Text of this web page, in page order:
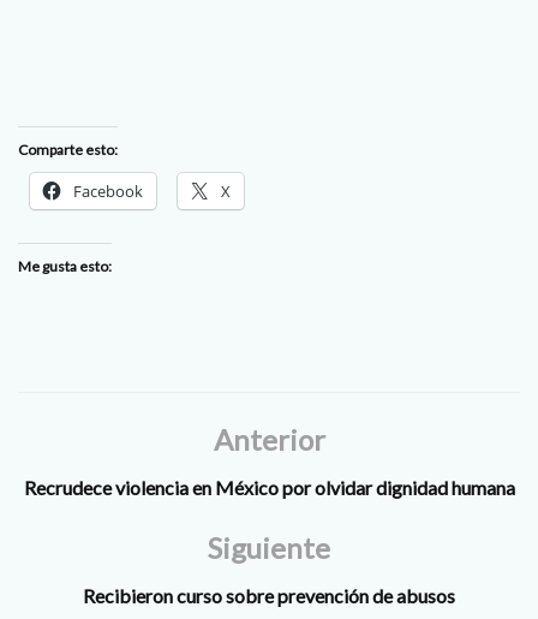
Comparte esto:
Facebook X
Me gusta esto:
Anterior
Recrudece violencia en México por olvidar dignidad humana
Siguiente
Recibieron curso sobre prevención de abusos